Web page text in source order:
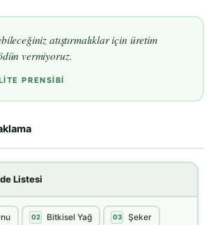
atıştırmalıklar için üretim
vermiyoruz.
PRENSIBI
Listesi
02 Bitkisel Yağ 03 Şeker